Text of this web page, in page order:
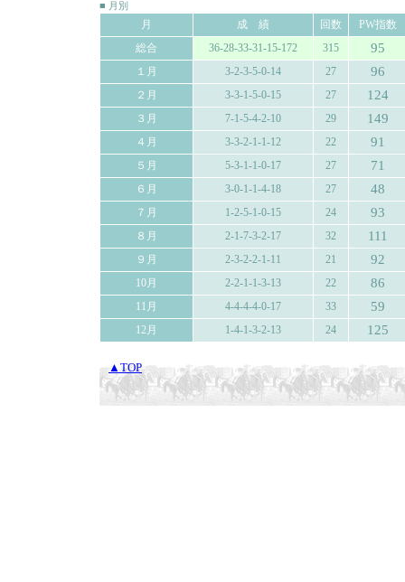
■ 月別
月 成 績 回数
PW指数
総合
36-28-33-31-15-172 315 95
１月 3-2-3-5-0-14 27 96
２月 3-3-1-5-0-15 27 124
３月 7-1-5-4-2-10 29 149
４月 3-3-2-1-1-12 22 91
５月 5-3-1-1-0-17 27 71
６月 3-0-1-1-4-18 27 48
７月 1-2-5-1-0-15 24 93
８月 2-1-7-3-2-17 32 111
９月 2-3-2-2-1-11 21 92
10月 2-2-1-1-3-13 22 86
11月 4-4-4-4-0-17 33 59
12月 1-4-1-3-2-13 24 125
▲TOP